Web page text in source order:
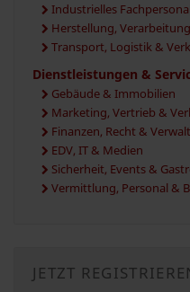
Industrielles Fachpersonal
Herstellung,
Transport, Logistik &
Dienstleistungen &
Gebäude & Immobilien
Marketing, Vertrieb &
Finanzen, Recht &
EDV, IT & Medien
Sicherheit, Events &
Vermittlung, Personal &
JETZT